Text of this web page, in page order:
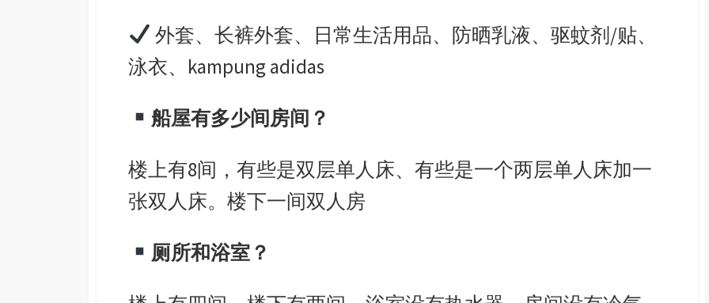
外套、长裤外套、日常生活用品、防晒乳液、驱蚊剂/贴、
泳衣、 kampung adidas
船屋有多少间房间？
楼上有8间，有些是双层单人床、有些是一个两层单人床加一
张双人床。楼下一间双人房
厕所和浴室？